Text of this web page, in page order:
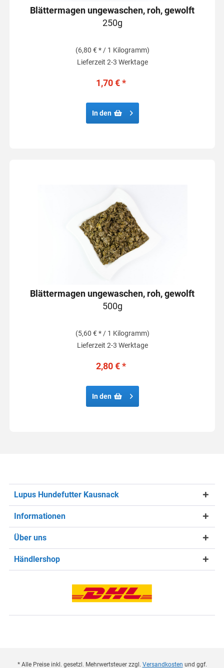
Blättermagen ungewaschen, roh, gewolft
250g
(6,80 € * / 1 Kilogramm)
Lieferzeit 2-3 Werktage
1,70 € *
In den
Blättermagen ungewaschen, roh, gewolft
500g
(5,60 € * / 1 Kilogramm)
Lieferzeit 2-3 Werktage
2,80 € *
In den
Lupus Hundefutter Kausnack
Informationen
Über uns
Händlershop
* Alle Preise inkl. gesetzl. Mehrwertsteuer zzgl. Versandkosten und ggf.